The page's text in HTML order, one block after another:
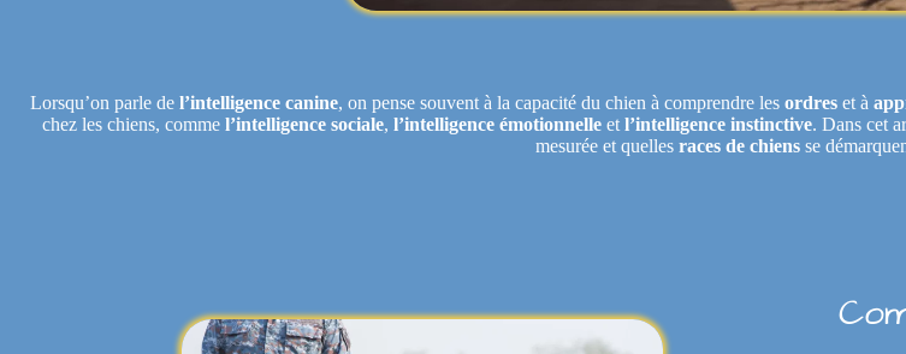
Lorsqu’on parle de l’intelligence canine, on pense souvent à la capacité du chien à comprendre les ordreset à
chez les chiens, commel’intelligence sociale,l’intelligence émotionnelle etl’intelligence instinctive. Dans cet
mesurée et quellesraces de chiens se